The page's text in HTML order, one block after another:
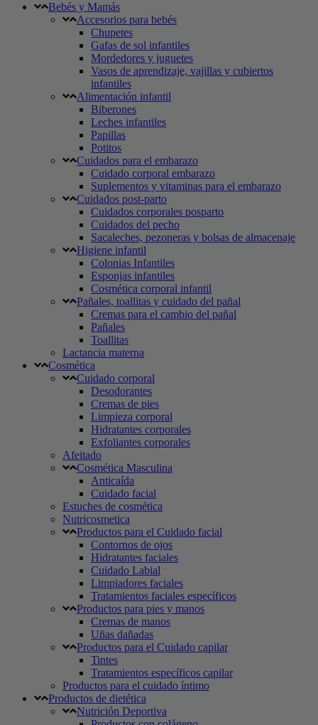
Bebés y Mamás
Accesorios para bebés
Chupetes
Gafas de sol infantiles
Mordedores y juguetes
Vasos de aprendizaje, vajillas y cubiertos
infantiles
Alimentación infantil
Biberones
Leches infantiles
Papillas
Potitos
Cuidados para el embarazo
Cuidado corporal embarazo
Suplementos y vitaminas para el embarazo
Cuidados post-parto
Cuidados corporales posparto
Cuidados del pecho
Sacaleches, pezoneras y bolsas de almacenaje
Higiene infantil
Colonias Infantiles
Esponjas infantiles
Cosmética corporal infantil
Pañales, toallitas y cuidado del pañal
Cremas para el cambio del pañal
Pañales
Toallitas
Lactancia materna
Cosmética
Cuidado corporal
Desodorantes
Cremas de pies
Limpieza corporal
Hidratantes corporales
Exfoliantes corporales
Afeitado
Cosmética Masculina
Anticaída
Cuidado facial
Estuches de cosmética
Nutricosmetica
Productos para el Cuidado facial
Contornos de ojos
Hidratantes faciales
Cuidado Labial
Limpiadores faciales
Tratamientos faciales específicos
Productos para pies y manos
Cremas de manos
Uñas dañadas
Productos para el Cuidado capilar
Tintes
Tratamientos específicos capilar
Productos para el cuidado íntimo
Productos de dietética
Nutrición Deportiva